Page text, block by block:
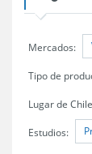
Mercados:
Tipo de
Lugar de
Estudios: